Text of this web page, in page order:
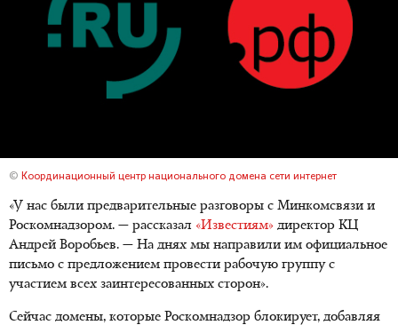
© Координационный центр национального домена сети интернет
«У нас были предварительные разговоры с Минкомсвязи и
Роскомнадзором. — рассказал «Известиям» директор КЦ
Андрей Воробьев. — На днях мы направили им официальное
письмо с предложением провести рабочую группу с
участием всех заинтересованных сторон».
Сейчас домены, которые Роскомнадзор блокирует, добавляя